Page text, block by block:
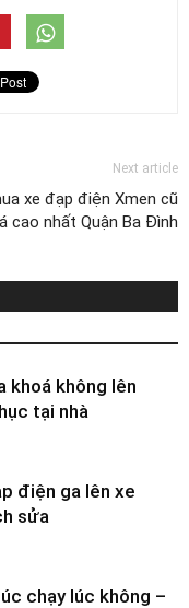
Next article
xe đạp điện Xmen cũ
cao nhất Quận Ba Đình
khoá không lên
tại nhà
điện ga lên xe
sửa
chạy lúc không –